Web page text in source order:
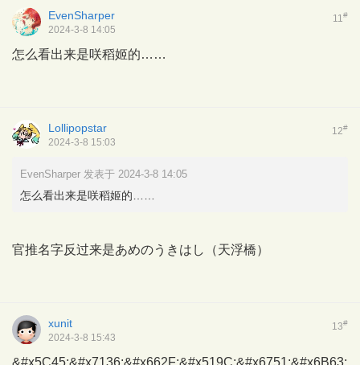
11 #
EvenSharper
2024-3-8 14:05
怎么看出来是咲稻姬的……
12#
Lollipopstar
2024-3-8 15:03
EvenSharper 发表于 2024-3-8 14:05
怎么看出来是咲稻姬的……
官推名字反过来是あめのうきはし（天浮橋）
13#
xunit
2024-3-8 15:43
&#x5C45;&#x7136;&#x662F;&#x519C;&#x6751;&#x6B63;